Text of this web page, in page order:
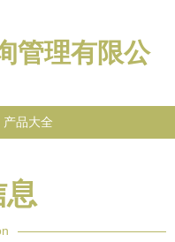
管理有限公
产品大全